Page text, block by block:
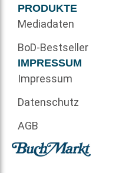
PRODUKTE
Mediadaten
BoD-Bestseller
IMPRESSUM
Impressum
Datenschutz
AGB